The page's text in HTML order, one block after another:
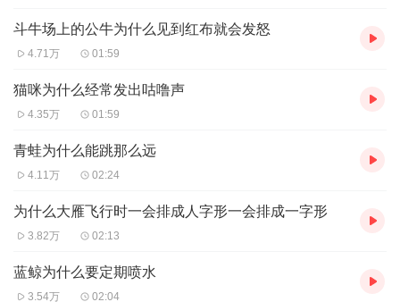
斗牛场上的公牛为什么见到红布就会发怒
4.71万 01:59
猫咪为什么经常发出咕噜声
4.35万 01:59
青蛙为什么能跳那么远
4.11万 02:24
为什么大雁飞行时一会排成人字形一会排成一字形
3.82万 02:13
蓝鲸为什么要定期喷水
3.54万 02:04